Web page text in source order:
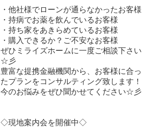
・他社様でローンが通らなかったお客様
・持病でお薬を飲んでいるお客様
・持ち家をあきらめているお客様
・購入できるか？ご不安なお客様
ぜひミライズホームに一度ご相談下さい
☆彡
豊富な提携金融機関から、お客様に合っ
たプランをコンサルティング致します！
今のお悩みをぜひ聞かせてください☆彡
◇現地案内会を開催中◇